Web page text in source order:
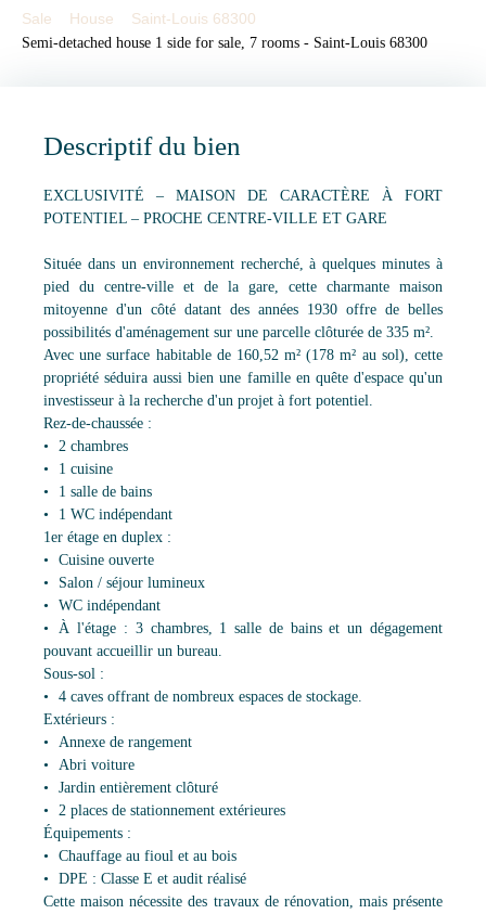
Sale House
Saint-Louis 68300
Semi-detached house 1 side for sale, 7 rooms - Saint-Louis 68300
Descriptif du bien
EXCLUSIVITÉ – MAISON DE CARACTÈRE À FORT
POTENTIEL – PROCHE CENTRE-VILLE ET GARE
Située dans un environnement recherché, à quelques minutes à
pied du centre-ville et de la gare, cette charmante maison
mitoyenne d'un côté datant des années 1930 offre de belles
possibilités d'aménagement sur une parcelle clôturée de 335 m².
Avec une surface habitable de 160,52 m² (178 m² au sol), cette
propriété séduira aussi bien une famille en quête d'espace qu'un
investisseur à la recherche d'un projet à fort potentiel.
Rez-de-chaussée :
2 chambres
1 cuisine
1 salle de bains
1 WC indépendant
1er étage en duplex :
Cuisine ouverte
Salon / séjour lumineux
WC indépendant
À l'étage : 3 chambres, 1 salle de bains et un dégagement
pouvant accueillir un bureau.
Sous-sol :
4 caves offrant de nombreux espaces de stockage.
Extérieurs :
Annexe de rangement
Abri voiture
Jardin entièrement clôturé
2 places de stationnement extérieures
Équipements :
Chauffage au fioul et au bois
DPE : Classe E et audit réalisé
Cette maison nécessite des travaux de rénovation, mais présente